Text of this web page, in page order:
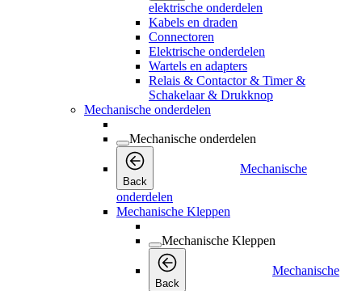
elektrische onderdelen
Kabels en draden
Connectoren
Elektrische onderdelen
Wartels en adapters
Relais & Contactor & Timer &
Schakelaar & Drukknop
Mechanische onderdelen
Mechanische onderdelen
Back
Mechanische
onderdelen
Mechanische Kleppen
Mechanische Kleppen
Back
Mechanische